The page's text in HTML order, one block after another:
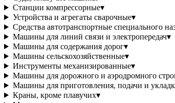
Станции компрессорные▾
Устройства и агрегаты сварочные▾
Средства автотранспортные специального
Машины для линий связи и электропередач▾
Машины для содержания дорог▾
Машины сельскохозяйственные▾
Инструменты механизированные▾
Машины для дорожного и аэродромного
Машины для приготовления, подачи и
Краны, кроме плавучих▾